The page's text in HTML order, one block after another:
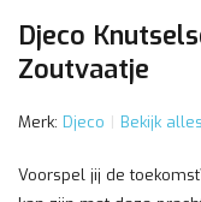
Djeco
Zoutvaatje
Merk: Djeco Bekijk
Voorspel jij de